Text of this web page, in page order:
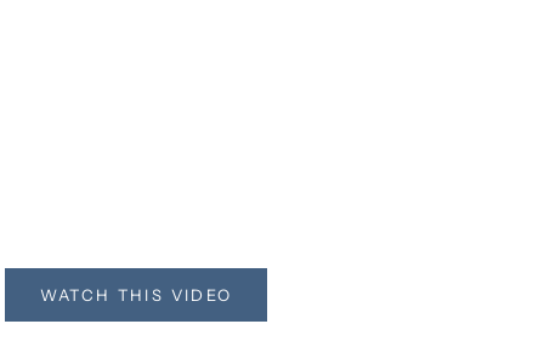
WATCH THIS VIDEO